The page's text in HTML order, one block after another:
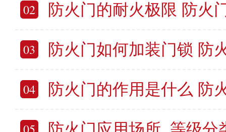
02 防火门的耐火极限 防火
03 防火门如何加装门锁 防
04 防火门的作用是什么 防
05